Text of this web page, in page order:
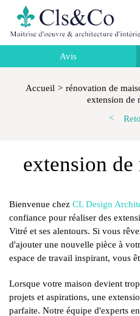
Avis
Accueil rénovation de
extension de
extension
Bienvenue chez CL Design
confiance pour réaliser des
Vitré et ses alentours. Si vous
d'ajouter une nouvelle pièce à
espace de travail inspirant, vous
Lorsque votre maison devient
projets et aspirations, une
parfaite. Notre équipe d'experts en